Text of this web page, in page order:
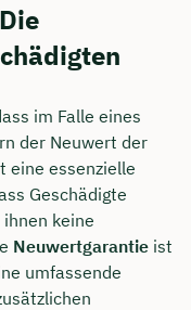
im Falle eines
der Neuwert der
eine essenzielle
Geschädigte
keine
Neuwertgarantie ist
umfassende